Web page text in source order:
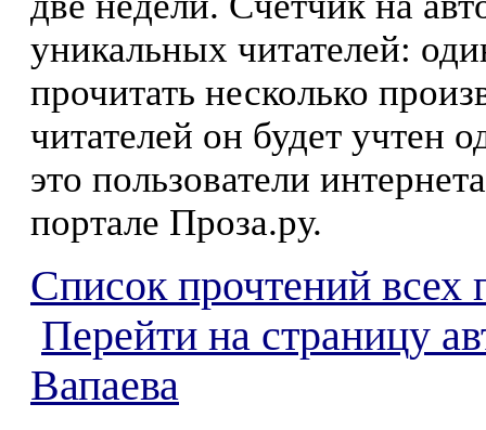
уникальных читателей:
прочитать несколько
читателей он будет учтен
это пользователи
портале Проза.ру.
Список прочтений всех
Перейти на страницу
Вапаева